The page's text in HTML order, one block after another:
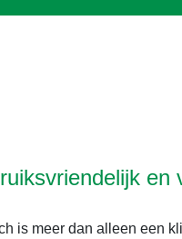
en
is meer dan alleen een